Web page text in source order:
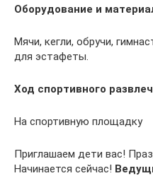
Оборудование и
Мячи, кегли, обручи,
для эстафеты.
Ход спортивного
На спортивную площадку
Приглашаем дети вас!
Начинается сейчас!